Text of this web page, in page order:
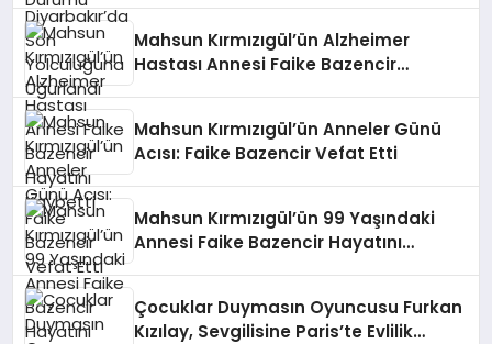
Mahsun Kırmızıgül’ün Alzheimer
Hastası Annesi Faike Bazencir
Mahsun Kırmızıgül’ün Anneler Günü
Acısı: Faike Bazencir Vefat Etti
Mahsun Kırmızıgül’ün 99 Yaşındaki
Annesi Faike Bazencir Hayatını
Çocuklar Duymasın Oyuncusu Furkan
Kızılay, Sevgilisine Paris’te Evlilik